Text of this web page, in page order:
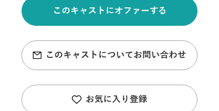
このキャストにオファーする
このキャストについてお問い合わせ
お気に入り登録